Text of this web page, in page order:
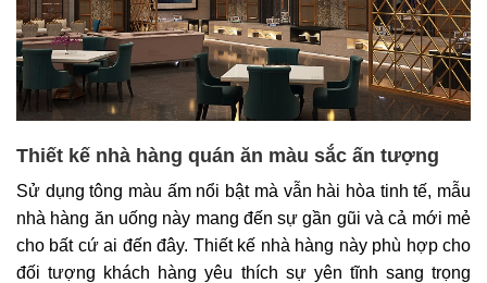
Thiết kế nhà hàng quán ăn màu sắc ấn tượng
Sử dụng tông màu ấm nổi bật mà vẫn hài hòa tinh tế, mẫu
nhà hàng ăn uống này mang đến sự gần gũi và cả mới mẻ
cho bất cứ ai đến đây. Thiết kế nhà hàng này phù hợp cho
đối tượng khách hàng yêu thích sự yên tĩnh sang trọng